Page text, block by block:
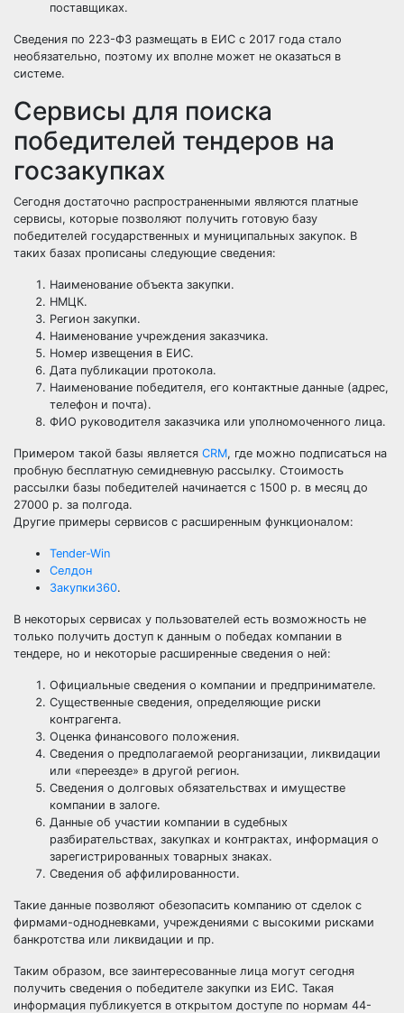
поставщиках.
Сведения по 223-ФЗ размещать в ЕИС с 2017 года стало
необязательно, поэтому их вполне может не оказаться в
системе.
Сервисы для поиска
победителей тендеров на
госзакупках
Сегодня достаточно распространенными являются платные
сервисы, которые позволяют получить готовую базу
победителей государственных и муниципальных закупок. В
таких базах прописаны следующие сведения:
Наименование объекта закупки.
НМЦК.
Регион закупки.
Наименование учреждения заказчика.
Номер извещения в ЕИС.
Дата публикации протокола.
Наименование победителя, его контактные данные (адрес,
телефон и почта).
ФИО руководителя заказчика или уполномоченного лица.
Примером такой базы является CRM, где можно подписаться на
пробную бесплатную семидневную рассылку. Стоимость
рассылки базы победителей начинается с 1500 р. в месяц до
27000 р. за полгода.
Другие примеры сервисов с расширенным функционалом:
Tender-Win
Селдон
Закупки360.
В некоторых сервисах у пользователей есть возможность не
только получить доступ к данным о победах компании в
тендере, но и некоторые расширенные сведения о ней:
Официальные сведения о компании и предпринимателе.
Существенные сведения, определяющие риски
контрагента.
Оценка финансового положения.
Сведения о предполагаемой реорганизации, ликвидации
или «переезде» в другой регион.
Сведения о долговых обязательствах и имуществе
компании в залоге.
Данные об участии компании в судебных
разбирательствах, закупках и контрактах, информация о
зарегистрированных товарных знаках.
Сведения об аффилированности.
Такие данные позволяют обезопасить компанию от сделок с
фирмами-однодневками, учреждениями с высокими рисками
банкротства или ликвидации и пр.
Таким образом, все заинтересованные лица могут сегодня
получить сведения о победителе закупки из ЕИС. Такая
информация публикуется в открытом доступе по нормам 44-